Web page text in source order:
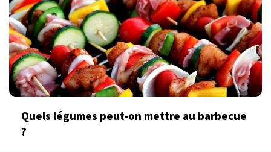
Quels légumes peut-on mettre au barbecue
?